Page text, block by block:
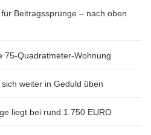
Beitragssprünge – nach oben
75-Quadratmeter-Wohnung
weiter in Geduld üben
liegt bei rund 1.750 EURO